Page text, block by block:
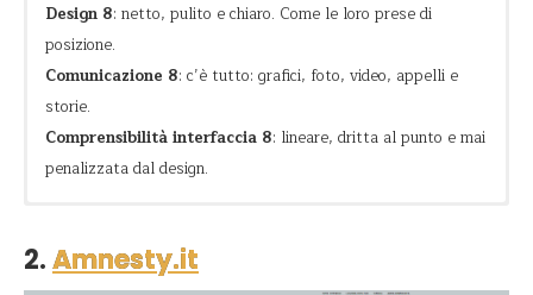
Design 8: netto, pulito e chiaro. Come le loro prese di
posizione.
Comunicazione 8: c’è tutto: grafici, foto, video, appelli e
storie.
Comprensibilità interfaccia 8: lineare, dritta al punto e mai
penalizzata dal design.
Impegno
action, messe in risalto rispetto allo sfondo bianco. In pratica
il sito è fatto tutto di tre colori e suscita il giusto senso di
2.Amnesty.it